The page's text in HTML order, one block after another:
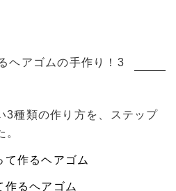
ヘアゴムの手作り！3
3種類の作り方を、ステップ
て作るヘアゴム
作るヘアゴム